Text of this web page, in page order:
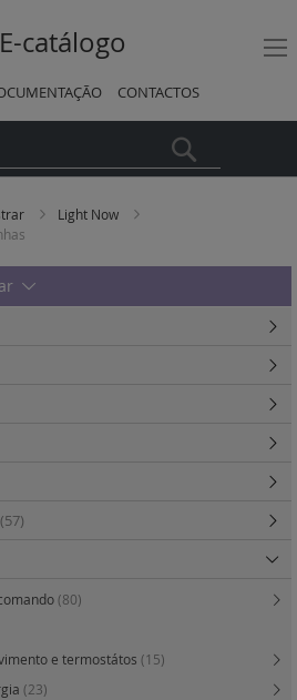
E-catálogo
CONTACTOS
Light Now
(57)
(80)
e termostátos (15)
(23)